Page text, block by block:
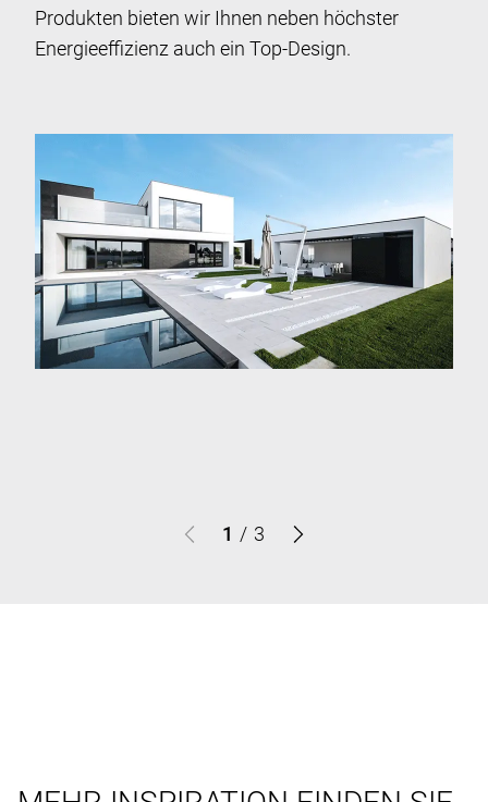
Produkten bieten wir Ihnen neben höchster
Energieeffizienz auch ein Top-Design.
1 / 3